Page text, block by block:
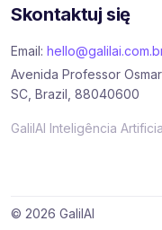
Skontaktuj się
Email:
Avenida Professor
SC, Brazil, 88040600
GalilAI Inteligência
© 2026 GalilAI